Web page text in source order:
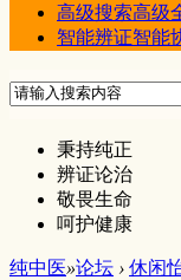
高级搜索高级
智能辨证智能
秉持纯正
辨证论治
敬畏生命
呵护健康
纯中医»论坛 › 休闲